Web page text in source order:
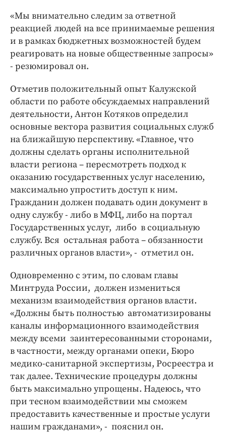
«Мы внимательно следим за ответной
реакцией людей на все принимаемые решения
и в рамках бюджетных возможностей будем
реагировать на новые общественные запросы»
- резюмировал он.
Отметив положительный опыт Калужской
области по работе обсуждаемых направлений
деятельности, Антон Котяков определил
основные вектора развития социальных служб
на ближайшую перспективу. «Главное, что
должны сделать органы исполнительной
власти региона – пересмотреть подход к
оказанию государственных услуг населению,
максимально упростить доступ к ним.
Гражданин должен подавать один документ в
одну службу - либо в МФЦ, либо на портал
Государственных услуг, либо в социальную
службу. Вся остальная работа – обязанности
различных органов власти», - отметил он.
Одновременно с этим, по словам главы
Минтруда России, должен измениться
механизм взаимодействия органов власти.
«Должны быть полностью автоматизированы
каналы информационного взаимодействия
между всеми заинтересованными сторонами,
в частности, между органами опеки, Бюро
медико-санитарной экспертизы, Росреестра и
так далее. Технические процедуры должны
быть максимально упрощены. Надеюсь, что
при тесном взаимодействии мы сможем
предоставить качественные и простые услуги
нашим гражданами», - пояснил он.